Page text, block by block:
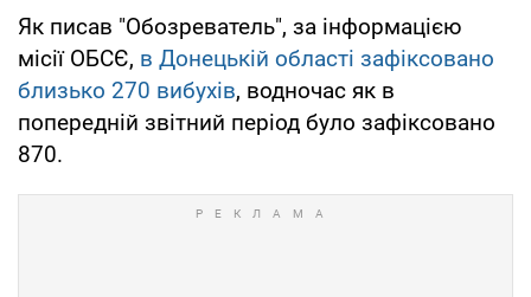
Як писав "Обозреватель", за інформацією
місії ОБСЄ, в Донецькій області зафіксовано
близько 270 вибухів, водночас як в
попередній звітний період було зафіксовано
870.